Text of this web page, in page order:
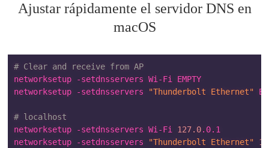
Ajustar rápidamente el servidor DNS en
macOS
# Clear and receive from AP
networksetup -setdnsservers Wi-Fi EMPTY
networksetup -setdnsservers "Thunderbolt Ethernet"
# localhost
networksetup -setdnsservers Wi-Fi 127.0.0.1
networksetup -setdnsservers "Thunderbolt Ethernet"